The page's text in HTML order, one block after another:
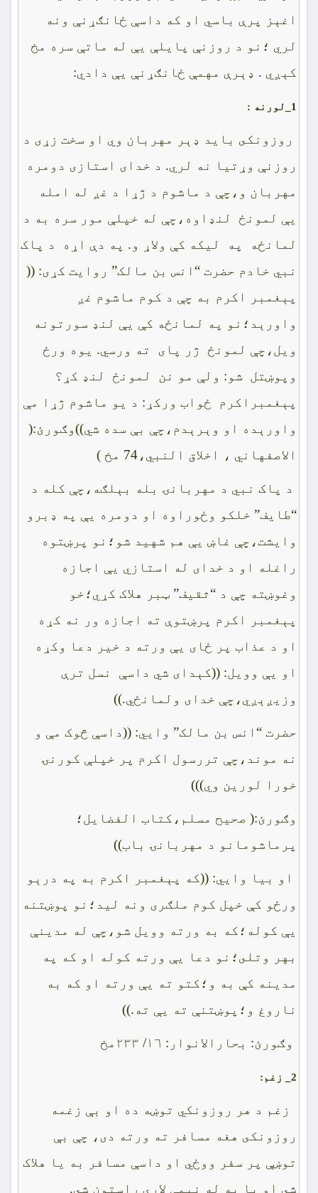
اغېز پرې باسي او که داسې ځانګړنې ونه
لري ؛نو د روزنې پايلې يې له ماتې سره مخ
کېږي . ډېرې مهمې ځانګړنې يې دادي:
1_ لورنه :
روزونکى بايد ډېر مهربان وي او سخت زړى د
روزنې وړتيا نه لري. د خداى استازى دومره
مهربان و،چې د ماشوم د ژړا د غږ له امله
يې لمونځ لنډاوه،چې له خپلې مور سره به د
لمانځه په ليکه کې ولاړ و. په دې اړه د پاک
نبي خادم حضرت “انس بن مالک” روايت کړى: ((
پېغمبر اکرم به چې د کوم ماشوم غږ
واورېد؛نو په لمانځه کې يې لنډ سورتونه
ويل،چې لمونځ ژر پاى ته ورسي. يوه ورځ
وپوښتل شو: ولې مو نن لمونځ لنډ کړ؟
پېغمبراکرم ځواب ورکړ: د يو ماشوم ژړا مې
واورېده او وېرېدم،چې بې سده شي))وګورئ:(
الاصفهاني ، اخلاق النبي،74 مخ )
د پاک نبي د مهربانۍ بله بېلګه،چې کله د
“طايف” خلکو وځوراوه او دومره يې په ډبرو
وايشت،چې غاښ يې هم شهيد شو؛نو پرښتوه
راغله او د خداى له استازي يې اجازه
وغوښته چې د “ثقيف” ټبر هلاک کړي؛خو
پېغمبر اکرم پرښتوې ته اجازه ور نه کړه
او د عذاب پر ځاى يې ورته د خير دعا وکړه
او يې وويل: ((کېداى شي داسې نسل ترې
وزيږېږي،چې خداى ولمانځي.))
حضرت “انس بن مالک” وايي: ((داسې څوک مې و
نه موند،چې تررسول اکرم پر خپلې کورنۍ
خورا لورين وي)))
وګورئ:( صحيح مسلم،کتاب الفضايل؛
پرماشومانو د مهربانۍ باب))
او بيا وايي: ((که پېغمبر اکرم به په درېو
ورځو کې خپل کوم ملګرى ونه ليد؛نو پوښتنه
يې کوله؛که به ورته وويل شو،چې له مدينې
بهر وتلى؛نو دعا يې ورته کوله او که په
مدينه کې به و؛کتو ته يې ورته او که به
ناروغ و؛پوښتنې ته يې ته.))
وګورئ: بحارالانوار: ١٦/ ٢٣٣مخ
2_ زغم:
زغم د هر روزونکي توښه ده او بې زغمه
روزونکى هغه مسافر ته ورته دى، چې بې
توښې پر سفر ووځي او داسې مسافر به يا هلاک
شي او يا به له نيمې لارې راستون شي.